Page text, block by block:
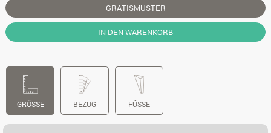
GRATISMUSTER
IN DEN WARENKORB
GRÖSSE BEZUG FÜSSE